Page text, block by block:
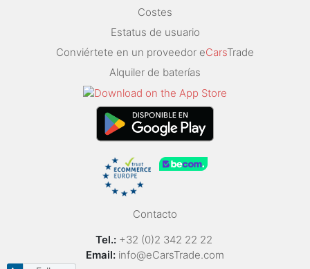
Costes
Estatus de usuario
Conviértete en un proveedor eCarsTrade
Alquiler de baterías
Contacto
Tel.: +32 (0)2 342 22 22
Email: info@eCarsTrade.com